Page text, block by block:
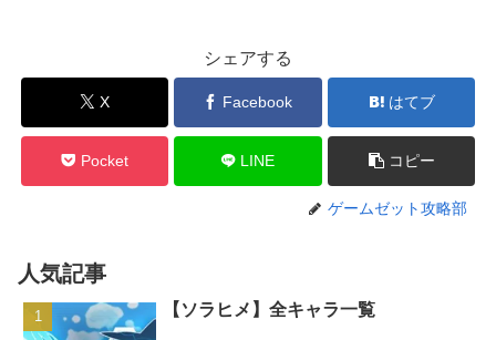
シェアする
X Facebook はてブ
Pocket LINE コピー
ゲームゼット攻略部
人気記事
【ソラヒメ】全キャラ一覧